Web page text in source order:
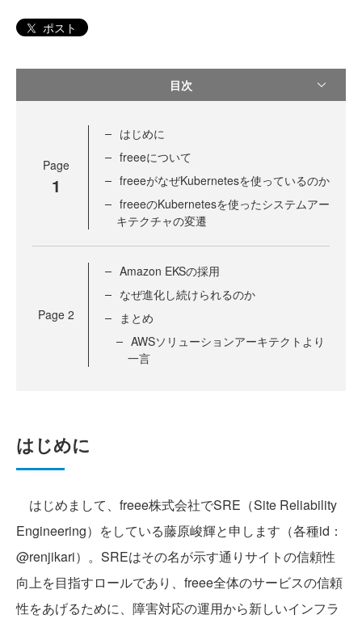
ポスト
目次
Page
1
はじめに
freeeについて
freeeがなぜKubernetesを使っているのか
freeeのKubernetesを使ったシステムアー
キテクチャの変遷
Page 2
Amazon EKSの採用
なぜ進化し続けられるのか
まとめ
AWSソリューションアーキテクトより
一言
はじめに
はじめまして、freee株式会社でSRE（Site Reliability
Engineering）をしている藤原峻輝と申します（各種id：
@renjikari）。SREはその名が示す通りサイトの信頼性
向上を目指すロールであり、freee全体のサービスの信頼
性をあげるために、障害対応の運用から新しいインフラ